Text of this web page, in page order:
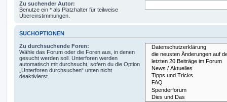
Zu suchender Autor:
Benutze ein * als Platzhalter für teilweise
Übereinstimmungen.
SUCHOPTIONEN
Zu durchsuchende Foren:
Wähle das Forum oder die Foren aus, in denen
gesucht werden soll. Unterforen werden
automatisch mit durchsucht, sofern du die Option
„Unterforen durchsuchen“ unten nicht
deaktivierst.